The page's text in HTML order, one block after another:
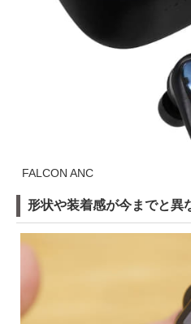
FALCON ANC
形状や装着感が今までと異